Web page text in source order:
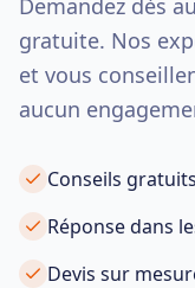
Demandez dès
gratuite. Nos
et vous
aucun
Conseils
Réponse dans
Devis sur